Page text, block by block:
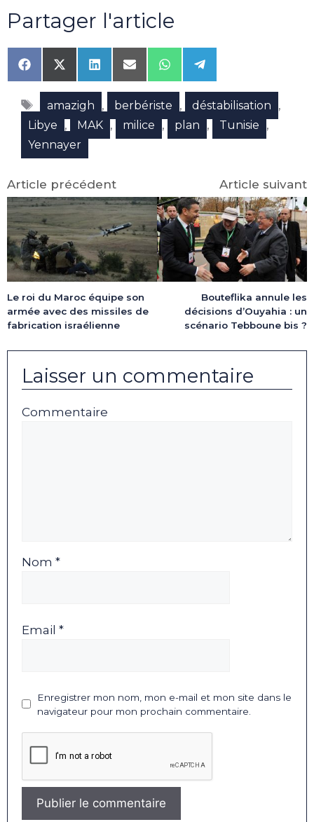
Partager l'article
Share
on
Facebook
Share
on
X
(Twitter)
Share
on
LinkedIn
Share
on
Email
Share
on
WhatsApp
Share
on
Telegram
Étiquettes
amazigh , berbériste , déstabilisation ,
Libye , MAK , milice , plan , Tunisie ,
Yennayer
Article précédent
Le roi du Maroc équipe son
armée avec des missiles de
fabrication israélienne
Article suivant
Bouteflika annule les
décisions d’Ouyahia : un
scénario Tebboune bis ?
Laisser un commentaire
Commentaire
Nom *
Email *
Enregistrer mon nom, mon e-mail et mon site dans le
navigateur pour mon prochain commentaire.